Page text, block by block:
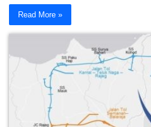
Read More »